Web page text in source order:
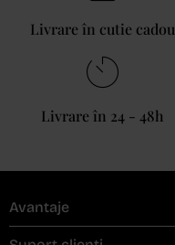
Livrare în cutie cadou
Livrare în 24 - 48h
Avantaje